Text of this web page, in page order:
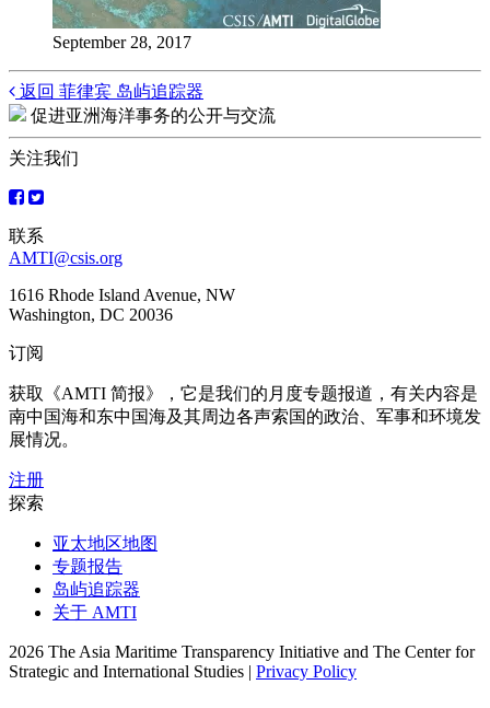
September 28, 2017
Posts
navigation
返回 菲律宾 岛屿追踪器
促进亚洲海洋事务的公开与交流
关注我们
联系
AMTI@csis.org
1616 Rhode Island Avenue, NW
Washington, DC 20036
订阅
获取《AMTI 简报》，它是我们的月度专题报道，有关内容是
南中国海和东中国海及其周边各声索国的政治、军事和环境发
展情况。
注册
探索
亚太地区地图
专题报告
岛屿追踪器
关于 AMTI
2026 The Asia Maritime Transparency Initiative and The Center for
Strategic and International Studies | Privacy Policy